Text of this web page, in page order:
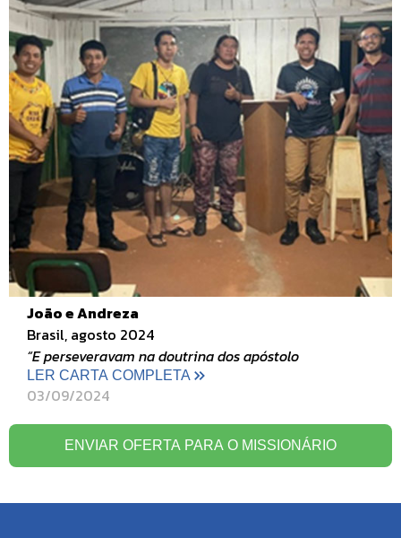
João e Andreza
Brasil, agosto 2024
“E perseveravam na doutrina dos apóstolo
LER CARTA COMPLETA
03/09/2024
ENVIAR OFERTA PARA O MISSIONÁRIO